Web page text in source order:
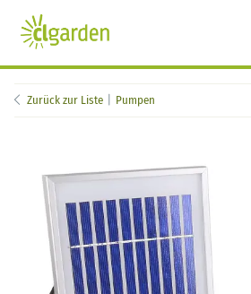
Zurück zur Liste Pumpen